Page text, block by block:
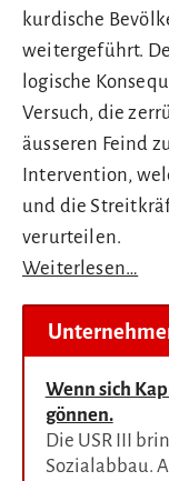
kurdische
weitergeführt.
logische
Versuch, die
äusseren Feind
Intervention,
und die
verurteilen.
Weiterlesen…
Wenn sich
gönnen.
Die USR III
Sozialabbau.